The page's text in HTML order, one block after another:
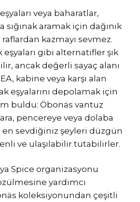
veya baharatlar,
aramak için dağınık
kazmayı sevmez.
gibi alternatifler şık
ancak değerli sayaç alanı
kabine veya karşı alan
eşyalarını depolamak için
buldu: Öbonäs vantuz
pencereye veya dolaba
sevdiğiniz şeyleri düzgün
ve ulaşılabilir tutabilirler.
Spice organizasyonu
yardımcı
koleksiyonundan çeşitli